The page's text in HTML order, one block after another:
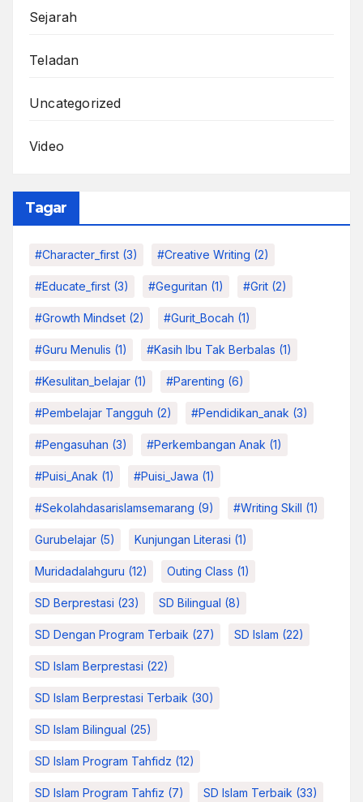
Sejarah
Teladan
Uncategorized
Video
Tagar
#character_first (3) #Creative Writing (2)
#educate_first (3) #Geguritan (1) #grit (2)
#growth Mindset (2) #Gurit_Bocah (1)
#Guru Menulis (1) #kasih Ibu Tak Berbalas (1)
#kesulitan_belajar (1) #parenting (6)
#pembelajar Tangguh (2) #pendidikan_anak (3)
#pengasuhan (3) #Perkembangan Anak (1)
#Puisi_Anak (1) #Puisi_Jawa (1)
#sekolahdasarislamsemarang (9) #Writing Skill (1)
Gurubelajar (5) Kunjungan Literasi (1)
Muridadalahguru (12) Outing Class (1)
SD Berprestasi (23) SD Bilingual (8)
SD Dengan Program Terbaik (27) SD Islam (22)
SD Islam Berprestasi (22)
SD Islam Berprestasi Terbaik (30)
SD Islam Bilingual (25)
SD Islam Program Tahfidz (12)
SD Islam Program Tahfiz (7) SD Islam Terbaik (33)